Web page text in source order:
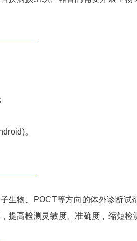
。
生物、POCT等方向的体外诊断试
提高检测灵敏度、准确度，缩短检